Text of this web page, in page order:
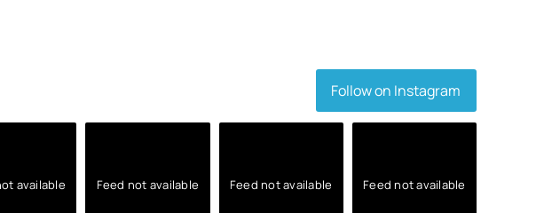
Follow on Instagram
available Feed not available Feed not available Feed not available